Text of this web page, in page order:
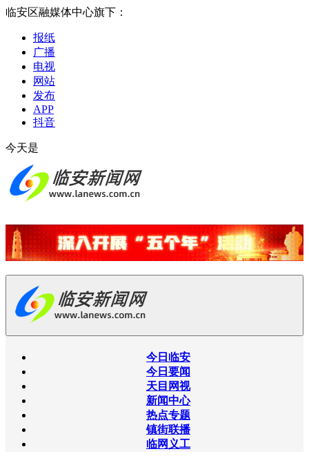
临安区融媒体中心旗下：
报纸
广播
电视
网站
发布
APP
抖音
今天是
今日临安
今日要闻
天目网视
新闻中心
热点专题
镇街联播
临网义工